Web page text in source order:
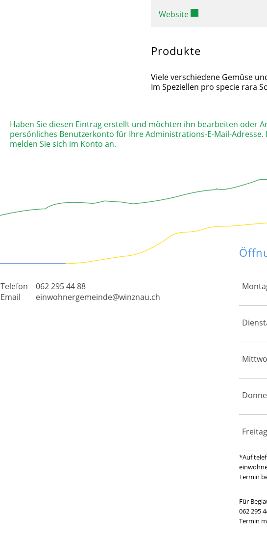
Website
Produkte
Viele verschiedene Gemüse
Im Speziellen pro specie rara
Haben Sie diesen Eintrag erstellt und möchten ihn bearbeiten oder
persönliches Benutzerkonto für Ihre Administrations-E-Mail-Adresse.
melden Sie sich im Konto an.
Telefon
062 295 44 88
Email
einwohnergemeinde@winznau.ch
Freitag
*Auf
Termin
Für
062 295
Termin